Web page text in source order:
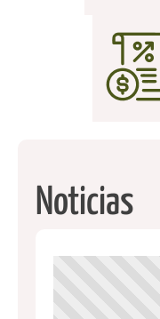
Noticias